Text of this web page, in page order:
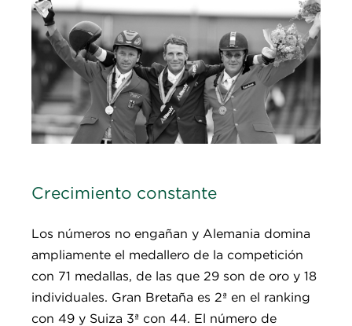
Crecimiento constante
Los números no engañan y Alemania domina
ampliamente el medallero de la competición
con 71 medallas, de las que 29 son de oro y 18
individuales. Gran Bretaña es 2ª en el ranking
con 49 y Suiza 3ª con 44. El número de